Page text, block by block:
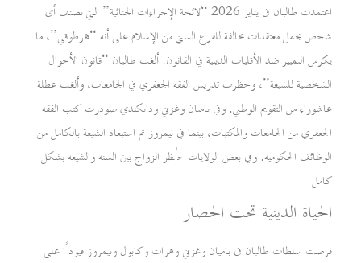
اعتمدت طالبان في يناير 2026 “لائحة الإجراءات الجنائية” التي تصنف أي
شخص يحمل معتقدات مخالفة للفرع السني من الإسلام على أنه “هرطوقي”، ما
يكرس التمييز ضد الأقليات الدينية في القانون. ألغت طالبان “قانون الأحوال
الشخصية للشيعة”، وحظرت تدريس الفقه الجعفري في الجامعات، وألغت عطلة
عاشوراء من التقويم الوطني. وفي باميان وغزني ودايكندي صودرت كتب الفقه
الجعفري من الجامعات والمكتبات، بينما في نيمروز تم استبعاد الشيعة بالكامل من
الوظائف الحكومية. وفي بعض الولايات حُظر الزواج بين السنة والشيعة بشكل
كامل
الحياة الدينية تحت الحصار
فرضت سلطات طالبان في باميان وغزني وهرات وكابول ونيمروز قيودًا على